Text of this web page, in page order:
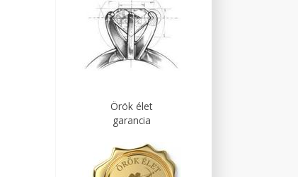
Örök élet
garancia